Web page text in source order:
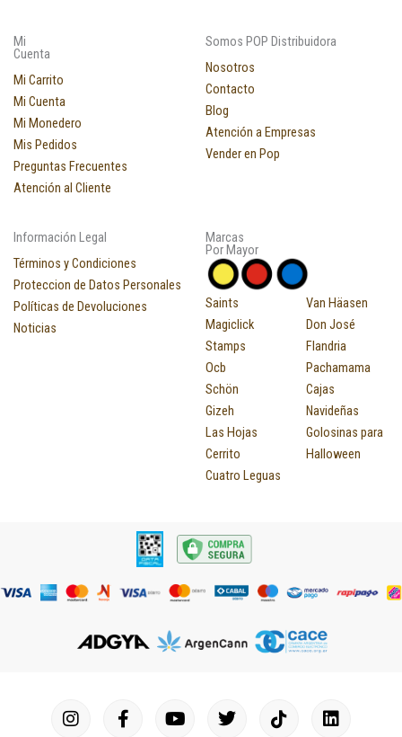
Mi
Cuenta
Mi Carrito
Mi Cuenta
Mi Monedero
Mis Pedidos
Preguntas Frecuentes
Atención al Cliente
Somos POP Distribuidora
Nosotros
Contacto
Blog
Atención a Empresas
Vender en Pop
Información Legal
Términos y Condiciones
Proteccion de Datos Personales
Políticas de Devoluciones
Noticias
Marcas
Por Mayor
Saints
Magiclick
Stamps
Ocb
Schön
Gizeh
Las Hojas
Cerrito
Cuatro Leguas
Van Häasen
Don José
Flandria
Pachamama
Cajas
Navideñas
Golosinas para
Halloween
I
n
F
a
Y
o
T
w
I
c
L
i